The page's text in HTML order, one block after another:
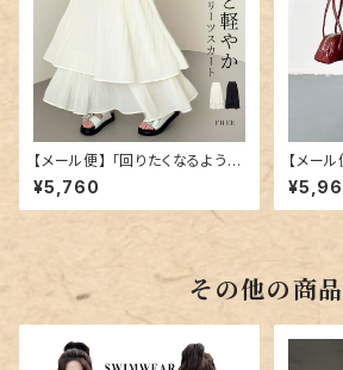
【メール便】 「回りたくなるような
ひらっと感」ティアード プリーツ
スカート ロング／skirt096
¥5,760
【メール便】 「肌見せ
ー」テ
その他の商品